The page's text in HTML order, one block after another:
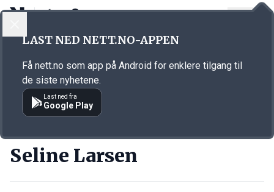
Annonsørinnhold
Seline Larsen
LAST NED NETT.NO-APPEN
Få nett.no som app på Android for enklere tilgang til
de siste nyhetene.
Last ned fra
Google Play